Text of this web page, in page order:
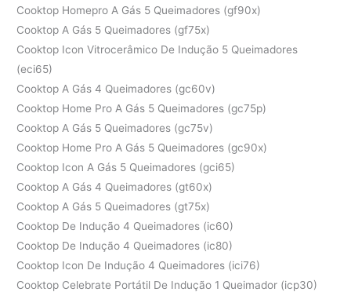
Cooktop Homepro A Gás 5 Queimadores (gf90x)
Cooktop A Gás 5 Queimadores (gf75x)
Cooktop Icon Vitrocerâmico De Indução 5 Queimadores
(eci65)
Cooktop A Gás 4 Queimadores (gc60v)
Cooktop Home Pro A Gás 5 Queimadores (gc75p)
Cooktop A Gás 5 Queimadores (gc75v)
Cooktop Home Pro A Gás 5 Queimadores (gc90x)
Cooktop Icon A Gás 5 Queimadores (gci65)
Cooktop A Gás 4 Queimadores (gt60x)
Cooktop A Gás 5 Queimadores (gt75x)
Cooktop De Indução 4 Queimadores (ic60)
Cooktop De Indução 4 Queimadores (ic80)
Cooktop Icon De Indução 4 Queimadores (ici76)
Cooktop Celebrate Portátil De Indução 1 Queimador (icp30)